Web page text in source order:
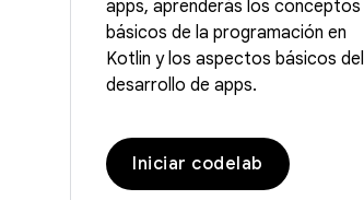
apps, aprenderás los conceptos
básicos de la programación en
Kotlin y los aspectos básicos del
desarrollo de apps.
Iniciar codelab